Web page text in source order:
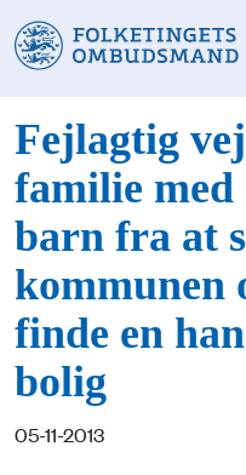
Fejlagtig
familie med
barn fra at
finde en
bolig
05-11-2013